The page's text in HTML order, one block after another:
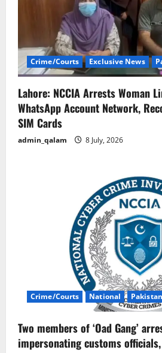
Crime/Courts Exclusive News
Lahore: NCCIA Arrests Woman
WhatsApp Account Network,
SIM Cards
admin_qalam 8 July, 2026
Crime/Courts National Pakistan
Two members of ‘Oad Gang’
impersonating customs